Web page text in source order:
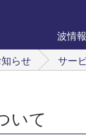
波情
らせ サー
いて